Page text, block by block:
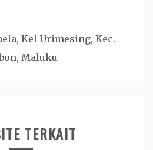
Kel Urimesing, Kec.
Maluku
TERKAIT